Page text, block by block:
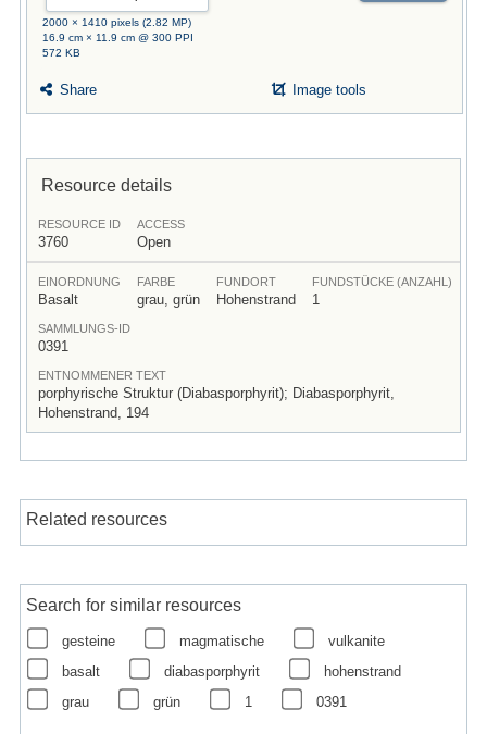
2000 × 1410 pixels (2.82 MP)
16.9 cm × 11.9 cm @ 300 PPI
572 KB
Share Image tools
Resource details
RESOURCE ID
3760
ACCESS
Open
EINORDNUNG
Basalt
FARBE
grau, grün
FUNDORT
Hohenstrand
FUNDSTÜCKE (ANZAHL)
1
SAMMLUNGS-ID
0391
ENTNOMMENER TEXT
porphyrische Struktur (Diabasporphyrit); Diabasporphyrit,
Hohenstrand, 194
Related resources
Search for similar resources
gesteine magmatische
vulkanite
basalt
diabasporphyrit
hohenstrand
grau
grün 1 0391